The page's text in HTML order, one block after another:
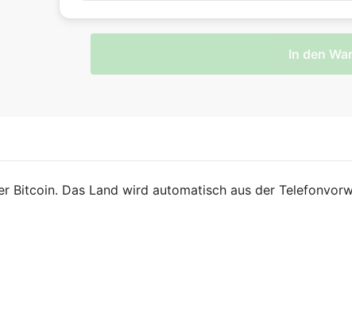
In den
Bitcoin. Das Land wird automatisch aus der